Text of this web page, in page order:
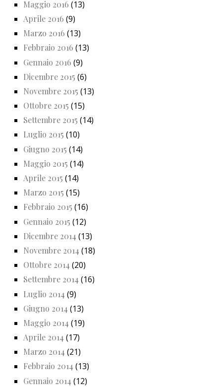
Maggio 2016 (13)
Aprile 2016 (9)
Marzo 2016 (13)
Febbraio 2016 (13)
Gennaio 2016 (9)
Dicembre 2015 (6)
Novembre 2015 (13)
Ottobre 2015 (15)
Settembre 2015 (14)
Luglio 2015 (10)
Giugno 2015 (14)
Maggio 2015 (14)
Aprile 2015 (14)
Marzo 2015 (15)
Febbraio 2015 (16)
Gennaio 2015 (12)
Dicembre 2014 (13)
Novembre 2014 (18)
Ottobre 2014 (20)
Settembre 2014 (16)
Luglio 2014 (9)
Giugno 2014 (13)
Maggio 2014 (19)
Aprile 2014 (17)
Marzo 2014 (21)
Febbraio 2014 (13)
Gennaio 2014 (12)